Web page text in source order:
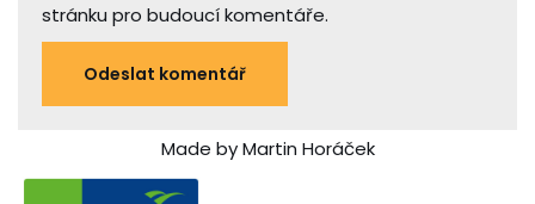
stránku pro budoucí komentáře.
Made by Martin Horáček